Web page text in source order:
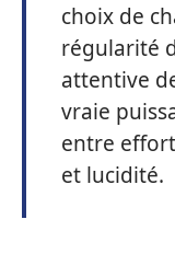
choix de
régularité
attentive
vraie
entre
et lucidité.